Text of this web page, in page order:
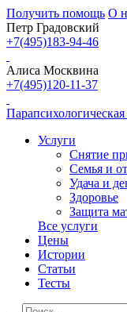
Получить помощь О
Петр Градовский
+7(495)183-94-46
Алиса Москвина
+7(495)120-11-37
Услуги
Снятие
Семья и
Удача и
Здоровье
Защита
Все услуги
Цены
Истории
Статьи
Тесты